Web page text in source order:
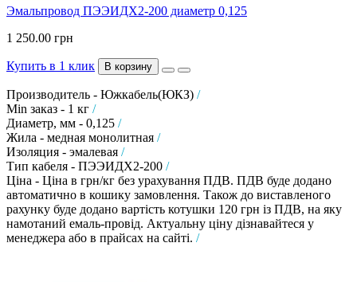
Эмальпровод ПЭЭИДХ2-200 диаметр 0,125
1 250.00 грн
Купить в 1 клик В корзину
Производитель - Южкабель(ЮКЗ) /
Min заказ - 1 кг /
Диаметр, мм - 0,125 /
Жила - медная монолитная /
Изоляция - эмалевая /
Тип кабеля - ПЭЭИДХ2-200 /
Ціна - Ціна в грн/кг без урахування ПДВ. ПДВ буде додано
автоматично в кошику замовлення. Також до виставленого
рахунку буде додано вартість котушки 120 грн із ПДВ, на яку
намотаний емаль-провід. Актуальну ціну дізнавайтеся у
менеджера або в прайсах на сайті. /